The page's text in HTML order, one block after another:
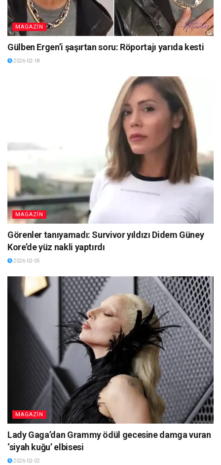
MAGAZİN
Gülben Ergen’i şaşırtan soru: Röportajı yarıda kesti
2026-02-18
MAGAZİN
Görenler tanıyamadı: Survivor yıldızı Didem Güney
Kore’de yüz nakli yaptırdı
2026-02-05
MAGAZİN
Lady Gaga’dan Grammy ödül gecesine damga vuran
‘siyah kuğu’ elbisesi
2026-02-02